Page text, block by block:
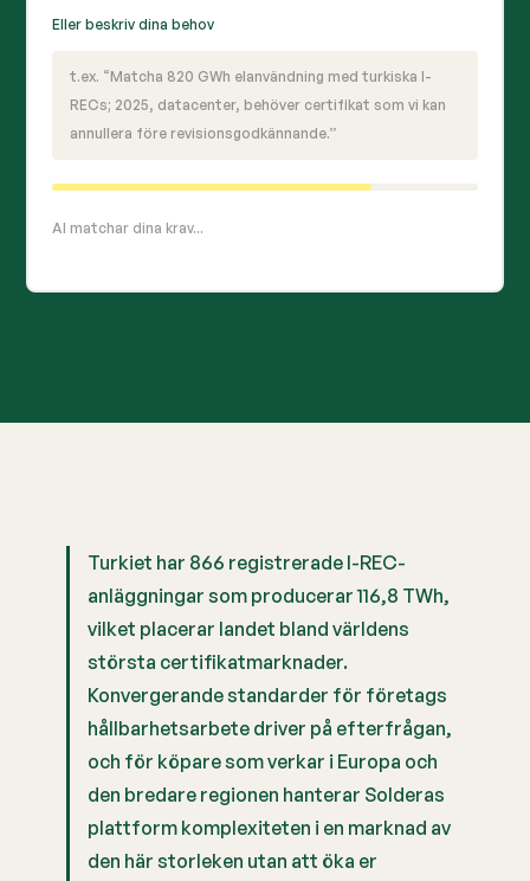
Eller beskriv dina behov
t.ex. “Matcha 820 GWh elanvändning med turkiska I-
RECs; 2025, datacenter, behöver certifikat som vi kan
annullera före revisionsgodkännande.”
AI matchar dina krav...
Turkiet har 866 registrerade I-REC-
anläggningar som producerar 116,8 TWh,
vilket placerar landet bland världens
största certifikatmarknader.
Konvergerande standarder för företags
hållbarhetsarbete driver på efterfrågan,
och för köpare som verkar i Europa och
den bredare regionen hanterar Solderas
plattform komplexiteten i en marknad av
den här storleken utan att öka er